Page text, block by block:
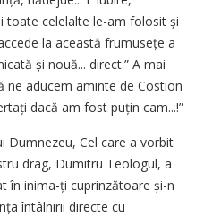
toate celelalte le-am folosit și
la această frumu­sețe a
și nouă... direct.” A mai
ne aducem aminte de Costion
dacă am fost puțin cam...!”
Dumnezeu, Cel care a vorbit
drag, Dumitru Teologul, a
în inima-ți cuprinzătoare și-n
întâlnirii directe cu